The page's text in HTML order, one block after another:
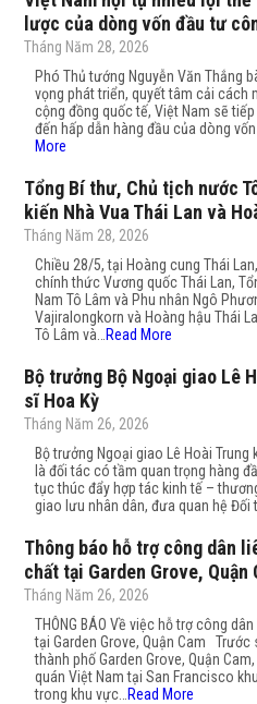
lược của dòng vốn đầu tư
Tháng Năm 28, 2026
Phó Thủ tướng Nguyễn Văn Thắng
vọng phát triển, quyết tâm cải cách
cộng đồng quốc tế, Việt Nam sẽ
đến hấp dẫn hàng đầu của dòng
More
Tổng Bí thư, Chủ tịch nước
kiến Nhà Vua Thái Lan và
Tháng Năm 28, 2026
Chiều 28/5, tại Hoàng cung Thái
chính thức Vương quốc Thái Lan,
Nam Tô Lâm và Phu nhân Ngô
Vajiralongkorn và Hoàng hậu Thái
Tô Lâm và… Read More
Bộ trưởng Bộ Ngoại giao Lê
sĩ Hoa Kỳ
Tháng Năm 26, 2026
Bộ trưởng Ngoại giao Lê Hoài
là đối tác có tầm quan trọng hàng
tục thúc đẩy hợp tác kinh tế –
giao lưu nhân dân, đưa quan hệ Đối
Thông báo hỗ trợ công dân
chất tại Garden Grove, Quận
Tháng Năm 26, 2026
THÔNG BÁO Về việc hỗ trợ công
tại Garden Grove, Quận Cam
thành phố Garden Grove, Quận
quán Việt Nam tại San Francisco
trong khu vực… Read More